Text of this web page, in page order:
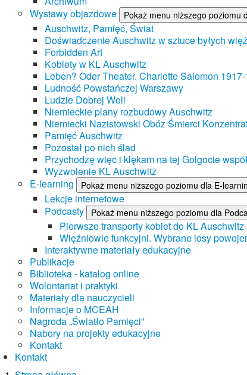
Wystawy objazdowe
Pokaż menu niższego poziomu
Auschwitz, Pamięć, Świat
Doświadczenie Auschwitz w sztuce byłych
Forbidden Art
Kobiety w KL Auschwitz
Leben? Oder Theater. Charlotte Salomon
Ludność Powstańczej Warszawy
Ludzie Dobrej Woli
Niemieckie plany rozbudowy Auschwitz
Niemiecki Nazistowski Obóz Śmierci
Pamięć Auschwitz
Pozostał po nich ślad
Przychodzę więc i klękam na tej Golgocie
Wyzwolenie KL Auschwitz
E-learning
Pokaż menu niższego poziomu dla E-
Lekcje internetowe
Podcasty
Pokaż menu niższego poziomu dla
Pierwsze transporty kobiet do KL Auschwitz
Więźniowie funkcyjni. Wybrane losy
Interaktywne materiały edukacyjne
Publikacje
Biblioteka - katalog online
Wolontariat i praktyki
Materiały dla nauczycieli
Informacje o MCEAH
Nagroda „Światło Pamięci”
Nabory na projekty edukacyjne
Kontakt
Kontakt